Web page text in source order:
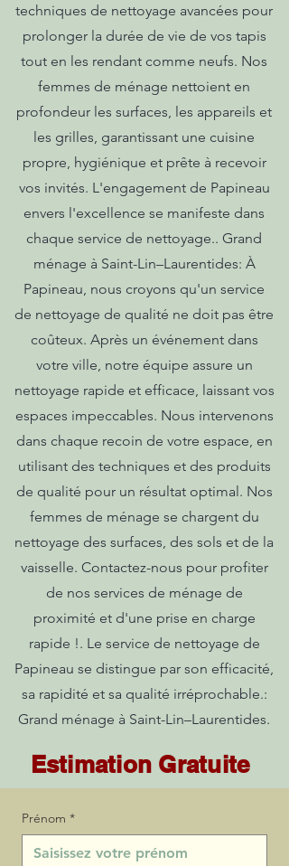
techniques de nettoyage avancées pour
prolonger la durée de vie de vos tapis
tout en les rendant comme neufs. Nos
femmes de ménage nettoient en
profondeur les surfaces, les appareils et
les grilles, garantissant une cuisine
propre, hygiénique et prête à recevoir
vos invités. L'engagement de Papineau
envers l'excellence se manifeste dans
chaque service de nettoyage.. Grand
ménage à Saint-Lin–Laurentides: À
Papineau, nous croyons qu'un service
de nettoyage de qualité ne doit pas être
coûteux. Après un événement dans
votre ville, notre équipe assure un
nettoyage rapide et efficace, laissant vos
espaces impeccables. Nous intervenons
dans chaque recoin de votre espace, en
utilisant des techniques et des produits
de qualité pour un résultat optimal. Nos
femmes de ménage se chargent du
nettoyage des surfaces, des sols et de la
vaisselle. Contactez-nous pour profiter
de nos services de ménage de
proximité et d'une prise en charge
rapide !. Le service de nettoyage de
Papineau se distingue par son efficacité,
sa rapidité et sa qualité irréprochable.:
Grand ménage à Saint-Lin–Laurentides.
Estimation Gratuite
Prénom *